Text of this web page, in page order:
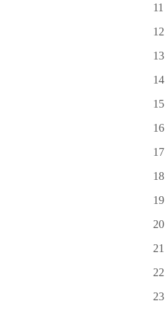
11
12
13
14
15
16
17
18
19
20
21
22
23